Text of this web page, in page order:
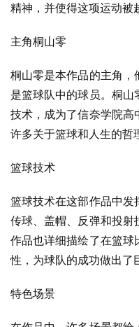
精神，并使得这项运动被
主角桐山零
桐山零是本作品的主角
是篮球队中的球员。桐
技术，成为了信奈学院高
许多关于篮球和人生的哲
篮球技术
篮球技术在这部作品中发
传球、盖帽、反弹和投射
作品也详细描绘了在篮
性，为球队的成功做出了
特色场景